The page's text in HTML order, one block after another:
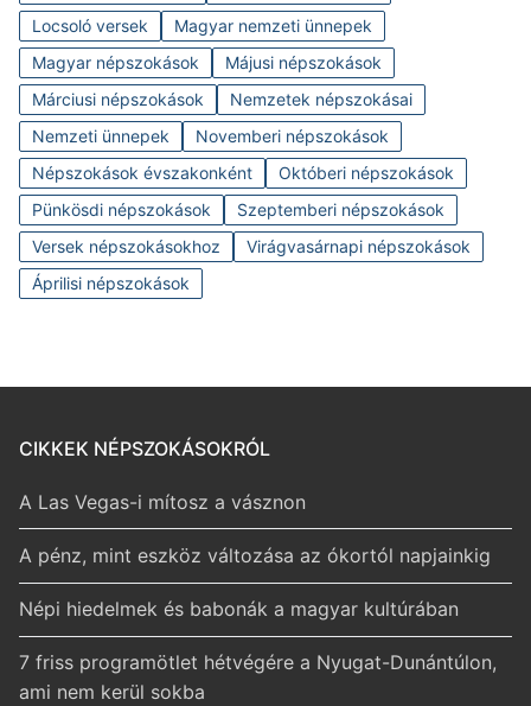
Locsoló versek
Magyar nemzeti ünnepek
Magyar népszokások
Májusi népszokások
Márciusi népszokások
Nemzetek népszokásai
Nemzeti ünnepek
Novemberi népszokások
Népszokások évszakonként
Októberi népszokások
Pünkösdi népszokások
Szeptemberi népszokások
Versek népszokásokhoz
Virágvasárnapi népszokások
Áprilisi népszokások
CIKKEK NÉPSZOKÁSOKRÓL
A Las Vegas-i mítosz a vásznon
A pénz, mint eszköz változása az ókortól napjainkig
Népi hiedelmek és babonák a magyar kultúrában
7 friss programötlet hétvégére a Nyugat-Dunántúlon,
ami nem kerül sokba